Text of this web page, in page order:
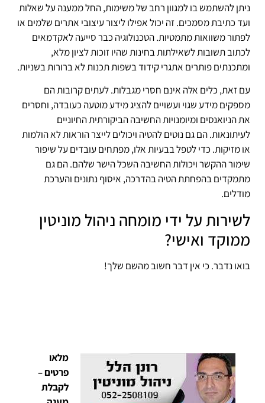
ניתן להשתמש בו למגוון רחב של משימות, החל ממענה על שאלות
ועד כתיבת מסמכים. זה יכול אפילו ליצור עיצובי אתרים שלמים או
לפתור משוואות מתמטיות. הטכנולוגיה כבר סייעה לאקדמאים
לכתוב תשובות לשאילתות בחינות שהיו זוכות לציון מלא,
ומתכנתים פותרים אתגרי קידוד בשפות תכנות לא ברורות בשניות.
עם זאת, כלים אלה אינם חסרי מגבלות. לעתים קרובות הם
מספקים מידע שגוי ועשויים להציג מידע מוטעה כעובדה, וחסרים
את הניואנסים ומיומנויות החשיבה הביקורתית החיוניים
לעיתונאות. הם גם נוטים להטיה ויכולים לייצר הוראות לא הולמות
או מזיקות. כדי לטפל בבעיות אלו, מפתחים עובדים על שיפור
שימור ההקשר ויכולות החשיבה השכל הישר שלהם. הם גם
מתמקדים בהפחתת הטיה בהדרכה, איסוף נתונים והערכת
מודלים.
לשירות על ידי מומחה ניהול מוניטין
ממוקד ואישי?
בואו נדבר. כי אין דבר חשוב מהשם שלך!
מלאו
פרטים –
לקבלת